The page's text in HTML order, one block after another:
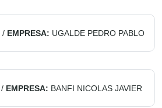
/ EMPRESA: UGALDE PEDRO PABLO
/ EMPRESA: BANFI NICOLAS JAVIER